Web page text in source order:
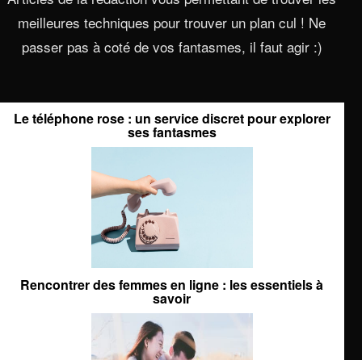
meilleures techniques pour trouver un plan cul ! Ne
passer pas à coté de vos fantasmes, il faut agir :)
Le téléphone rose : un service discret pour explorer
ses fantasmes
Rencontrer des femmes en ligne : les essentiels à
savoir